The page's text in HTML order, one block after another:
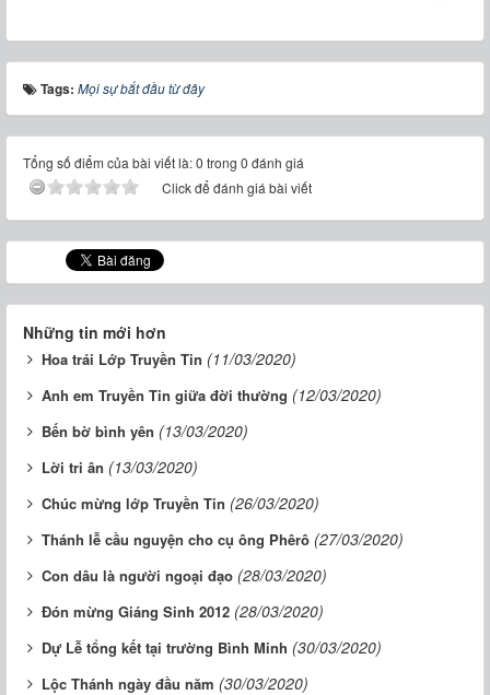
Tags: Mọi sự bắt đầu từ đây
Tổng số điểm của bài viết là: 0 trong 0 đánh giá
Click để đánh giá bài viết
Những tin mới hơn
Hoa trái Lớp Truyền Tin (11/03/2020)
Anh em Truyền Tin giữa đời thường (12/03/2020)
Bến bờ bình yên (13/03/2020)
Lời tri ân (13/03/2020)
Chúc mừng lớp Truyền Tin (26/03/2020)
Thánh lễ cầu nguyện cho cụ ông Phêrô (27/03/2020)
Con dâu là người ngoại đạo (28/03/2020)
Đón mừng Giáng Sinh 2012 (28/03/2020)
Dự Lễ tổng kết tại trường Bình Minh (30/03/2020)
Lộc Thánh ngày đầu năm (30/03/2020)